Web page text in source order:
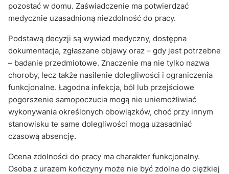
pozostać w domu. Zaświadczenie ma potwierdzać
medycznie uzasadnioną niezdolność do pracy.
Podstawą decyzji są wywiad medyczny, dostępna
dokumentacja, zgłaszane objawy oraz – gdy jest potrzebne
– badanie przedmiotowe. Znaczenie ma nie tylko nazwa
choroby, lecz także nasilenie dolegliwości i ograniczenia
funkcjonalne. Łagodna infekcja, ból lub przejściowe
pogorszenie samopoczucia mogą nie uniemożliwiać
wykonywania określonych obowiązków, choć przy innym
stanowisku te same dolegliwości mogą uzasadniać
czasową absencję.
Ocena zdolności do pracy ma charakter funkcjonalny.
Osoba z urazem kończyny może nie być zdolna do ciężkiej